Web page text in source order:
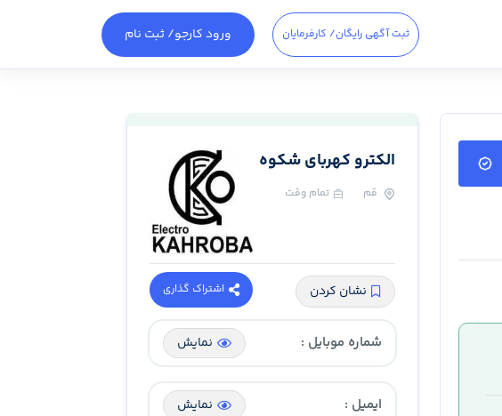
ثبت آگهی رایگان/ کارفرمایان ورود کارجو/ ثبت نام
الکترو کهربای شکوه
قم تمام وقت
نشان کردن اشتراک گذاری
شماره موبایل : نمایش
ایمیل : نمایش